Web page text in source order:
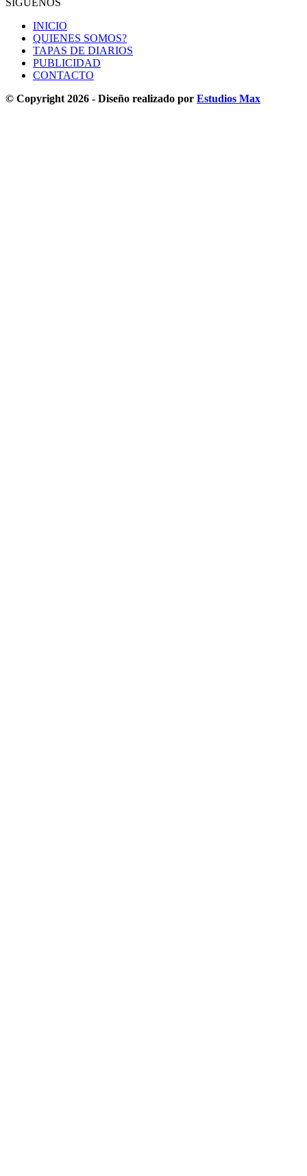
SÍGUENOS
INICIO
QUIENES SOMOS?
TAPAS DE DIARIOS
PUBLICIDAD
CONTACTO
© Copyright 2026 - Diseño realizado por Estudios Max